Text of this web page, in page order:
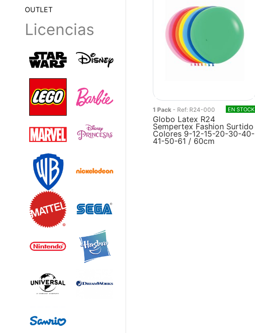
OUTLET
Licencias
1 Pack - Ref: R24-000 EN STOCK
Globo Latex R24
Sempertex Fashion Surtido
Colores 9-12-15-20-30-40-
41-50-61 / 60cm